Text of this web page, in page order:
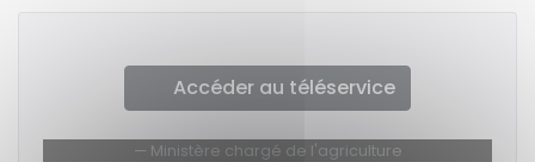
Accéder au téléservice
Ministère chargé de l'agriculture